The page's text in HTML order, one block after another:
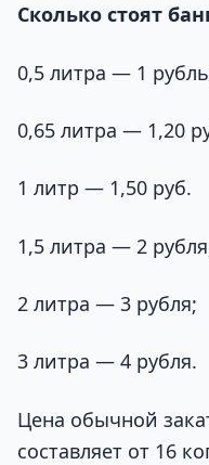
Сколько стоят
0,5 литра — 1
0,65 литра — 1,20
1 литр — 1,50 руб.
1,5 литра — 2
2 литра — 3 рубля;
3 литра — 4 рубля.
Цена обычной
составляет от 16